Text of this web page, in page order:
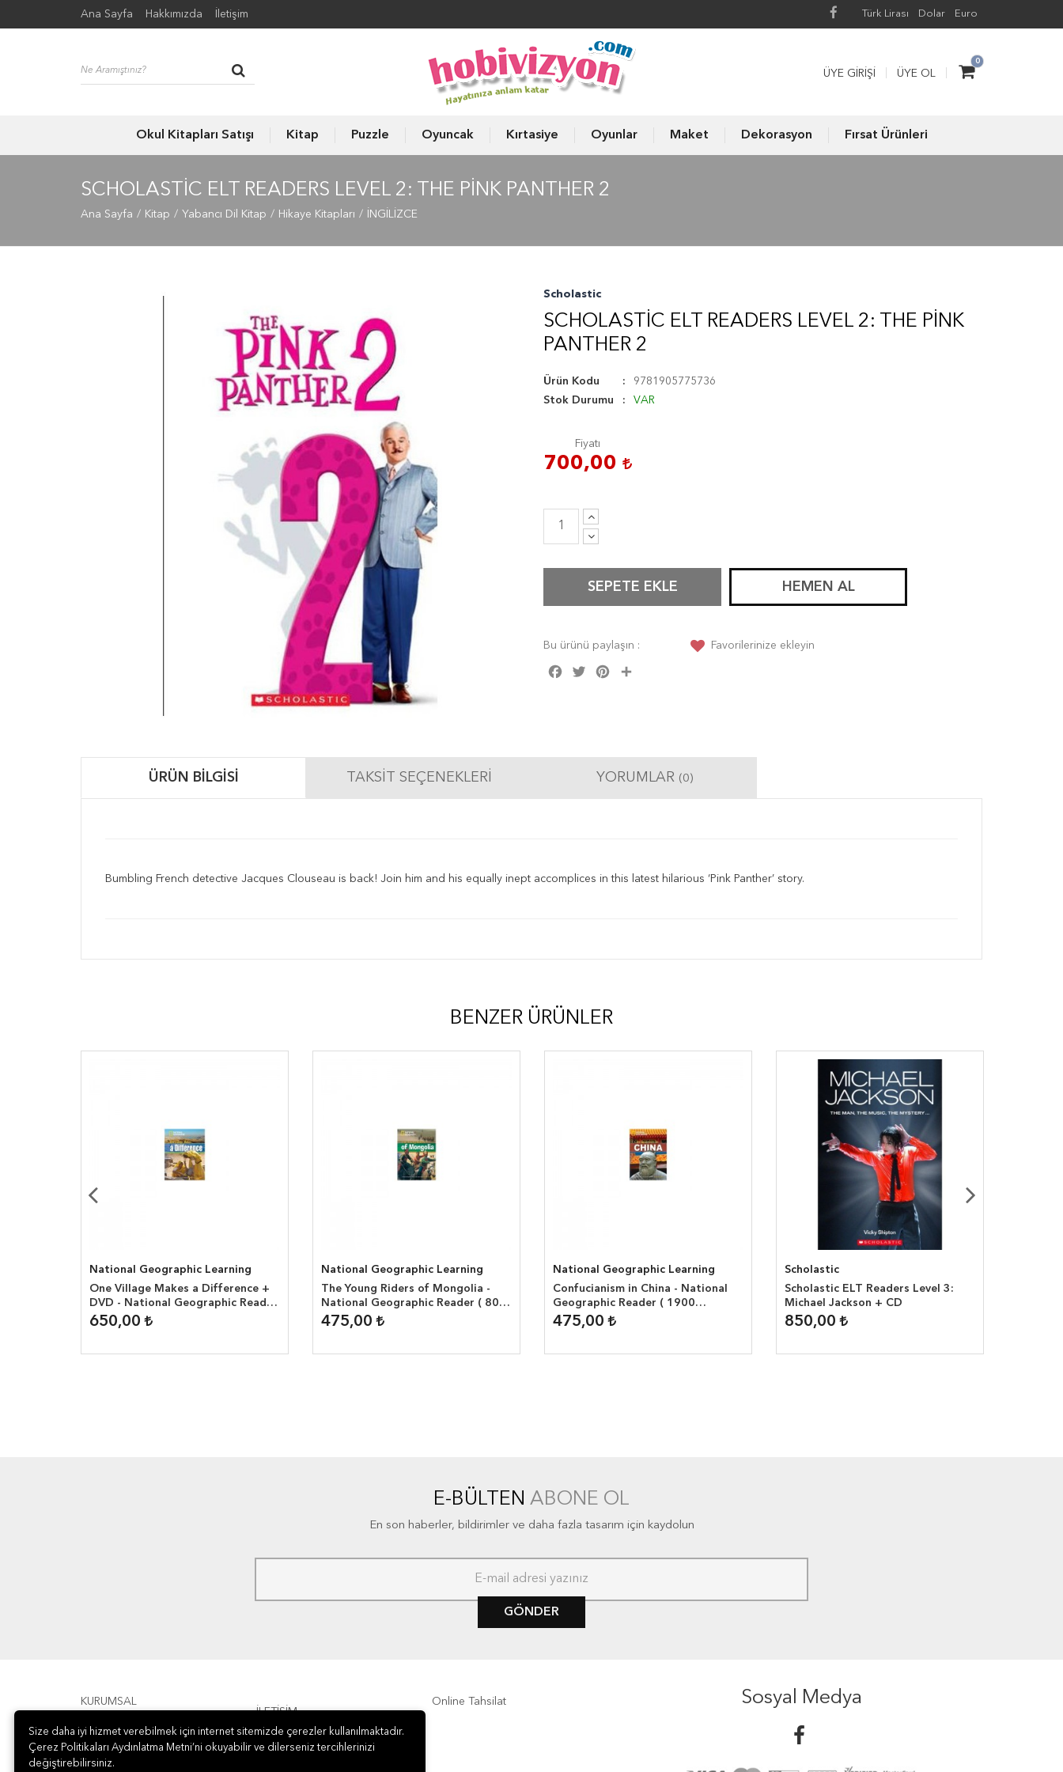
Ana Sayfa Hakkımızda İletişim Türk Lirası Dolar Euro
0
ÜYE GIRIŞI ÜYE OL
Okul Kitapları Satışı Kitap Puzzle Oyuncak Kırtasiye Oyunlar Maket Dekorasyon Fırsat Ürünleri
SCHOLASTIC ELT READERS LEVEL 2: THE PINK PANTHER 2
Ana Sayfa Kitap Yabancı Dil Kitap Hikaye Kitapları İNGİLİZCE
Scholastic
SCHOLASTIC ELT READERS LEVEL 2: THE PINK
PANTHER 2
Ürün Kodu
9781905775736
Stok Durumu
VAR
Fiyatı
700,00
SEPETE EKLE HEMEN AL
Bu ürünü paylaşın :
Facebook
Twitter Pinterest
Favorilerinize ekleyin
ÜRÜN BILGISI TAKSIT SEÇENEKLERI YORUMLAR (0)
Bumbling French detective Jacques Clouseau is back! Join him and his equally inept accomplices in this latest hilarious ‘Pink Panther’ story.
BENZER ÜRÜNLER
National Geographic Learning
One Village Makes a Difference +
DVD - National Geographic Reader
( 1300 headwords )
650,00
National Geographic Learning
The Young Riders of Mongolia -
National Geographic Reader ( 800
headwords )
475,00
National Geographic Learning
Confucianism in China - National
Geographic Reader ( 1900
headwords )
475,00
Scholastic
Scholastic ELT Readers Level 3:
Michael Jackson + CD
850,00
E-BÜLTEN ABONE OL
En son haberler, bildirimler ve daha fazla tasarım için kaydolun
GÖNDER
KURUMSAL
ÖDEME
İLETİŞİM
Online Tahsilat Sosyal Medya
Size daha iyi hizmet verebilmek için internet sitemizde çerezler kullanılmaktadır.
Çerez Politikaları Aydınlatma Metni’ni okuyabilir ve dilerseniz tercihlerinizi
değiştirebilirsiniz.